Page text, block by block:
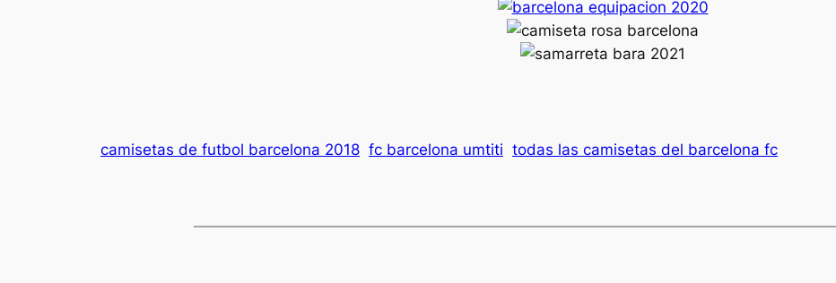
camisetas de futbol barcelona 2018 fc barcelona umtiti todas las camisetas del barcelona fc